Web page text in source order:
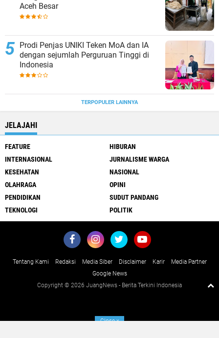
Aceh Besar
Prodi Penjas UNIKI Teken MoA dan IA
dengan sejumlah Perguruan Tinggi di
Indonesia
TERPOPULER LAINNYA
JELAJAHI
FEATURE
HIBURAN
INTERNASIONAL
JURNALISME WARGA
KESEHATAN
NASIONAL
OLAHRAGA
OPINI
PENDIDIKAN
SUDUT PANDANG
TEKNOLOGI
POLITIK
Tentang Kami Redaksi Media Siber Disclaimer Karir
Media Partner
Google News
Copyright © 2026 JuangNews - Berita Terkini Indonesia
Closex